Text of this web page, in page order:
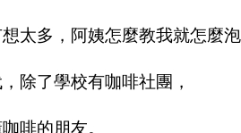
太多，阿姨怎麼教我就怎麼
除了學校有咖啡社團，
啡的朋友。